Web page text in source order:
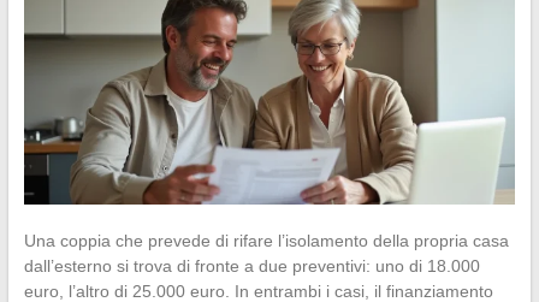
Una coppia che prevede di rifare l’isolamento della propria casa
dall’esterno si trova di fronte a due preventivi: uno di 18.000
euro, l’altro di 25.000 euro. In entrambi i casi, il finanziamento